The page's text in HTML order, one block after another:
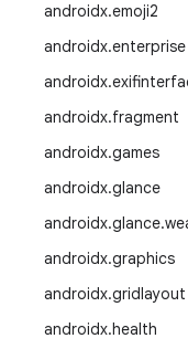
androidx.emoji2
androidx.enterprise
androidx.
androidx.fragment
androidx.games
androidx.glance
androidx.glance.
androidx.graphics
androidx.gridlayout
androidx.health